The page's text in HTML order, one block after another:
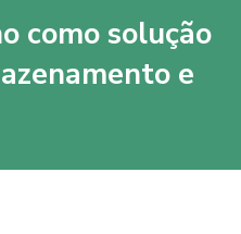
como solução
e